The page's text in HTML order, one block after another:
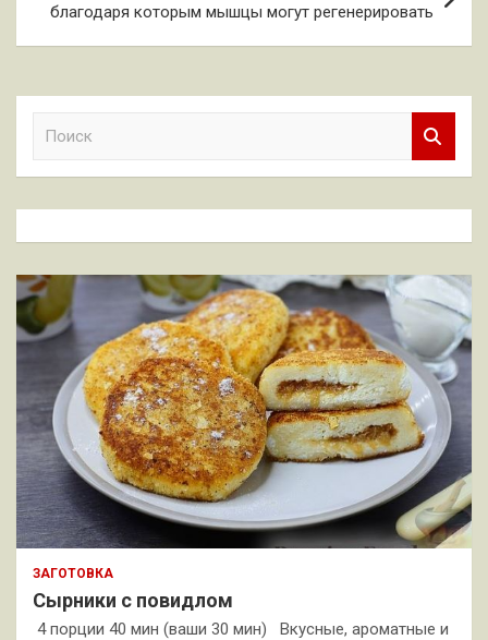
благодаря которым мышцы могут регенерировать
к
ЗАГОТОВКА
Сырники с повидлом
4 порции 40 мин (ваши 30 мин) Вкусные, ароматные и